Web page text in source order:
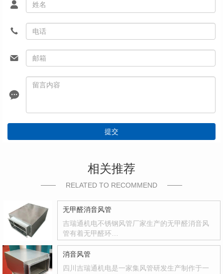
提交
相关推荐
RELATED TO RECOMMEND
无甲醛消音风管
吉瑞通机电不锈钢风管厂家生产的无甲醛消音风
管有着无甲醛环…
消音风管
四川吉瑞通机电是一家集风管研发生产制作于一